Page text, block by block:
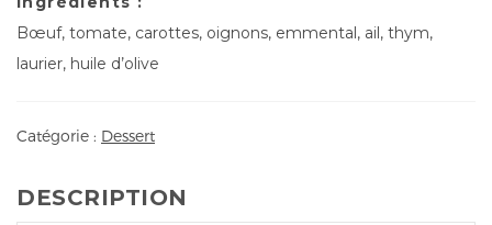
Bœuf, tomate, carottes, oignons, emmental, ail, thym,
laurier, huile d’olive
Catégorie : Dessert
DESCRIPTION